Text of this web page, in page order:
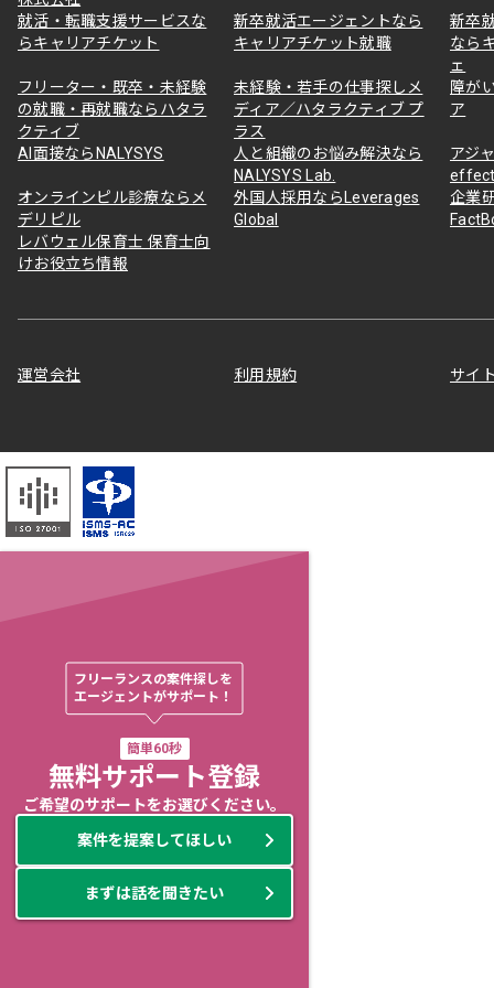
就活・転職支援サービスな
らキャリアチケット
新卒就活エージェントなら
キャリアチケット就職
新卒
なら
ェ
フリーター・既卒・未経験
の就職・再就職ならハタラ
クティブ
未経験・若手の仕事探しメ
ディア／ハタラクティブ プ
ラス
障が
ア
AI面接ならNALYSYS
人と組織のお悩み解決なら
NALYSYS Lab.
アジ
オンラインピル診療ならメ
デリピル
外国人採用ならLeverages
Global
企業
レバウェル保育士 保育士向
けお役立ち情報
運営会社 利用規約 サイ
フリーランスの案件探しを
エージェントがサポート！
簡単60秒
無料サポート登録
ご希望のサポートをお選びください。
案件を提案してほしい
まずは話を聞きたい